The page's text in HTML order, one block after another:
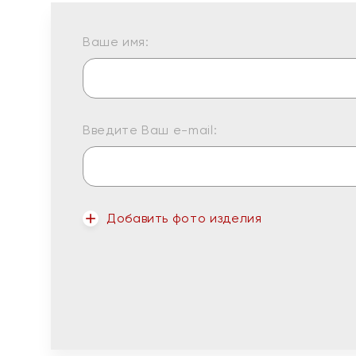
Ваше имя:
Введите Ваш e-mail:
Добавить фото изделия